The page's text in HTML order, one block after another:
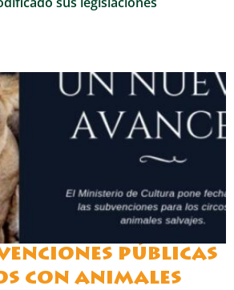
públicas
con animales